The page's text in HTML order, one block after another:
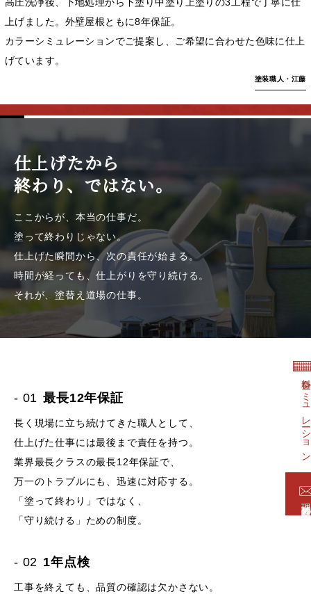
高圧洗浄後、下地処理から下塗り中塗り上塗りの3工程で丁寧に仕
上げました。外壁屋根ともに8年保証。
カラーシミュレーションでご提案し、ご希望に合わせた色味に仕上
げています。
塗装職人・江藤
仕上げたから
終わり、ではない。
ここからが、本当の仕事だ。
塗って終わりじゃない。
仕上げた瞬間から、次の責任が始まる。
時間が経っても、仕上がりを守り続ける。
それが、塗替え道場の仕事。
- 01 最長12年保証
長く現場に立ち続けてきた職人として、
仕上げた仕事には最後まで責任を持つ。
業界最長クラスの最長12年保証で、
万一のトラブルにも、迅速に対応する。
「塗って終わり」ではなく、
「守り続ける」ための制度。
- 02 1年点検
工事を終えても、品質の確認は欠かさない。
料金シミュレーション